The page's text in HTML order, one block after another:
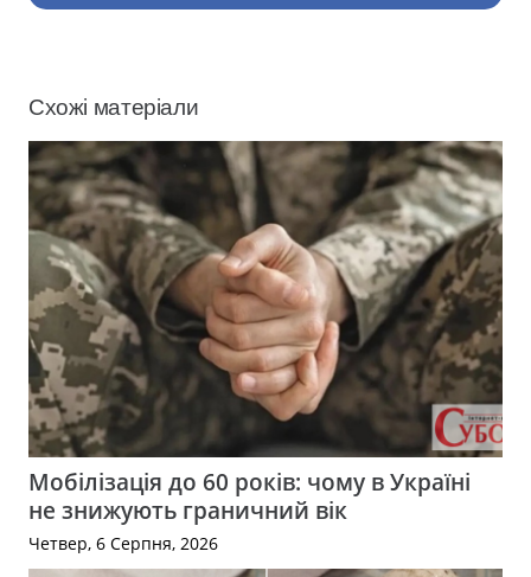
Схожі матеріали
Мобілізація до 60 років: чому в Україні
не знижують граничний вік
Четвер, 6 Серпня, 2026